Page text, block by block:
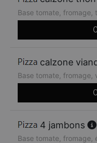
Base tomate, fromage,
calzone
Base tomate, fromage,
4 jambons
Base tomate, fromage,